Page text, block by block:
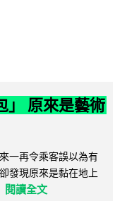
」 原來是藝術
一再令乘客誤以為有
發現原來是黏在地上
閱讀全文